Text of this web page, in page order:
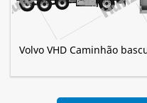
Volvo VHD Caminhão